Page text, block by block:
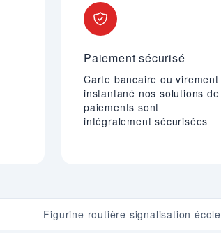
Paiement sécurisé
Carte bancaire ou virement
instantané nos solutions de
paiements sont
intégralement sécurisées
Figurine routière signalisation école